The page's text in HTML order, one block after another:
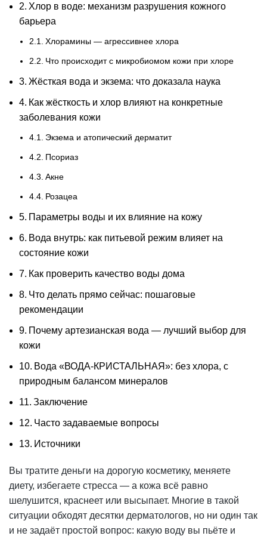
Хлор в воде: механизм разрушения кожного
барьера
Хлорамины — агрессивнее хлора
Что происходит с микробиомом кожи при хлоре
Жёсткая вода и экзема: что доказала наука
Как жёсткость и хлор влияют на конкретные
заболевания кожи
Экзема и атопический дерматит
Псориаз
Акне
Розацеа
Параметры воды и их влияние на кожу
Вода внутрь: как питьевой режим влияет на
состояние кожи
Как проверить качество воды дома
Что делать прямо сейчас: пошаговые
рекомендации
Почему артезианская вода — лучший выбор для
кожи
Вода «ВОДА-КРИСТАЛЬНАЯ»: без хлора, с
природным балансом минералов
Заключение
Часто задаваемые вопросы
Источники
Вы тратите деньги на дорогую косметику, меняете
диету, избегаете стресса — а кожа всё равно
шелушится, краснеет или высыпает. Многие в такой
ситуации обходят десятки дерматологов, но ни один так
и не задаёт простой вопрос: какую воду вы пьёте и